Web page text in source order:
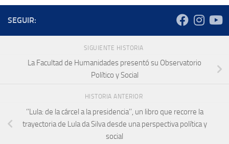
SEGUIR:
SIGUIENTE HISTORIA
La Facultad de Humanidades presentó su Observatorio
Político y Social
HISTORIA ANTERIOR
‘’Lula: de la cárcel a la presidencia’’, un libro que recorre la
trayectoria de Lula da Silva desde una perspectiva política y
social